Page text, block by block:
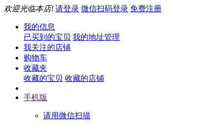
欢迎光临本店! 请登录 微信扫码登录 免费注册
我的信息
已买到的宝贝 我的地址管理
我关注的店铺
购物车
收藏夹
收藏的宝贝 收藏的店铺
手机版
请用微信扫描